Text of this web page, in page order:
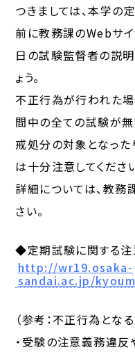
つきましては、本学の
前に教務課のWebサイ
日の試験監督者の説
ょう。
不正行為が行われた
間中の全ての試験が
戒処分の対象となった
は十分注意してくださ
詳細については、教務
さい。
◆定期試験に関する
http://wr19.osaka-
sandai.ac.jp/
（参考：不正行為となる
・受験の注意義務違